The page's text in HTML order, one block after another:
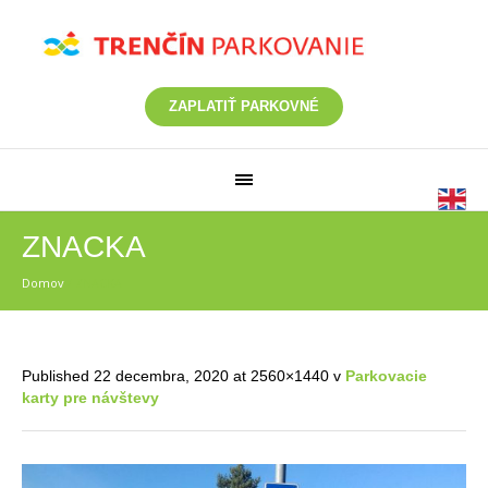
ZAPLATIŤ PARKOVNÉ
ZNACKA
Domov
Published 22 decembra, 2020 at 2560×1440 v Parkovacie
karty pre návštevy